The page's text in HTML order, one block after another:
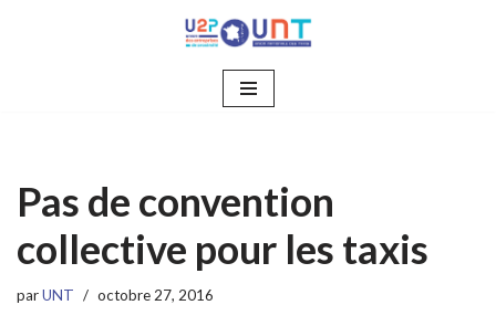
Pas de convention
collective pour les taxis
parUNT octobre 27, 2016